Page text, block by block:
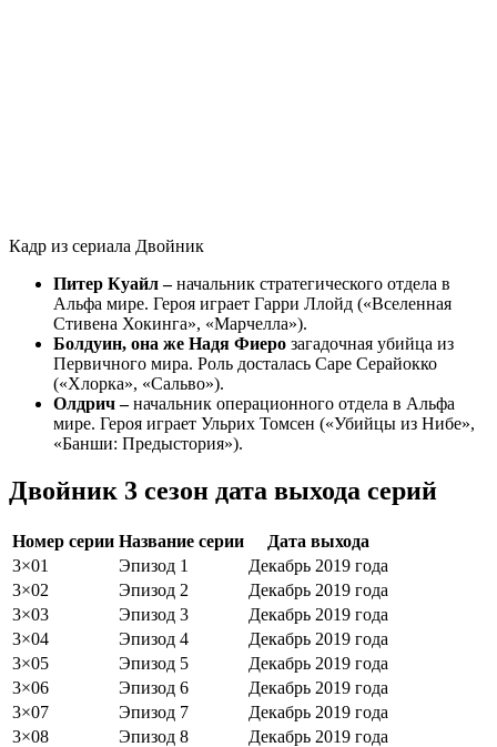
Кадр из сериала Двойник
Питер Куайл –начальник стратегического отдела в
Альфа мире. Героя играет Гарри Ллойд («Вселенная
Стивена Хокинга», «Марчелла»).
Болдуин, она же Надя Фиеро загадочная убийца из
Первичного мира. Роль досталась Саре Серайокко
(«Хлорка», «Сальво»).
Олдрич –начальник операционного отдела в Альфа
мире. Героя играет Ульрих Томсен («Убийцы из Нибе»,
«Банши: Предыстория»).
Двойник 3 сезон дата выхода серий
Номер серии Название серии
Дата выхода
3×01
Эпизод 1
Декабрь 2019 года
3×02
Эпизод 2
Декабрь 2019 года
3×03
Эпизод 3
Декабрь 2019 года
3×04
Эпизод 4
Декабрь 2019 года
3×05
Эпизод 5
Декабрь 2019 года
3×06
Эпизод 6
Декабрь 2019 года
3×07
Эпизод 7
Декабрь 2019 года
3×08
Эпизод 8
Декабрь 2019 года